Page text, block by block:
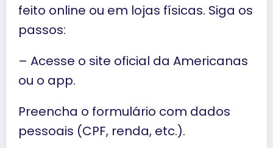
feito online ou em lojas físicas. Siga os
passos:
– Acesse o site oficial da Americanas
ou o app.
Preencha o formulário com dados
pessoais (CPF, renda, etc.).